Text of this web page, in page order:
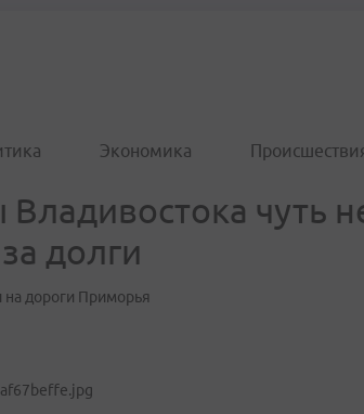
Экономика
чуть
долги
дороги Приморья